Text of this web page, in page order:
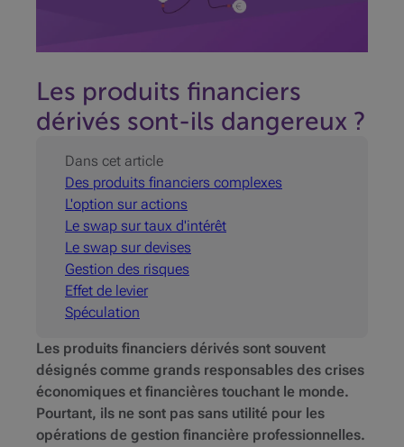
Les produits financiers
dérivés sont-ils dangereux ?
Dans cet article
Des produits financiers complexes
L'option sur actions
Le swap sur taux d'intérêt
Le swap sur devises
Gestion des risques
Effet de levier
Spéculation
Les produits financiers dérivés sont souvent
désignés comme grands responsables des crises
économiques et financières touchant le monde.
Pourtant, ils ne sont pas sans utilité pour les
opérations de gestion financière professionnelles.